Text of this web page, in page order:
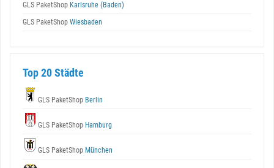
GLS PaketShop Karlsruhe (Baden)
GLS PaketShop Wiesbaden
Top 20 Städte
GLS PaketShop Berlin
GLS PaketShop Hamburg
GLS PaketShop München